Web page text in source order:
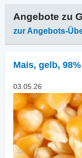
Angebote zu
zur Angebots-
Mais, gelb,
03.05.26